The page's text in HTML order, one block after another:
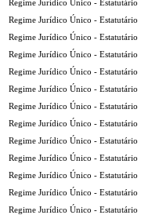
Regime Jurídico Único - Estatutário
Regime Jurídico Único - Estatutário
Regime Jurídico Único - Estatutário
Regime Jurídico Único - Estatutário
Regime Jurídico Único - Estatutário
Regime Jurídico Único - Estatutário
Regime Jurídico Único - Estatutário
Regime Jurídico Único - Estatutário
Regime Jurídico Único - Estatutário
Regime Jurídico Único - Estatutário
Regime Jurídico Único - Estatutário
Regime Jurídico Único - Estatutário
Regime Jurídico Único - Estatutário